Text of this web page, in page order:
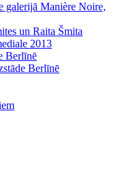
galerijā Manière Noire,
un Raita Šmita
2013
Berlīnē
Berlīnē